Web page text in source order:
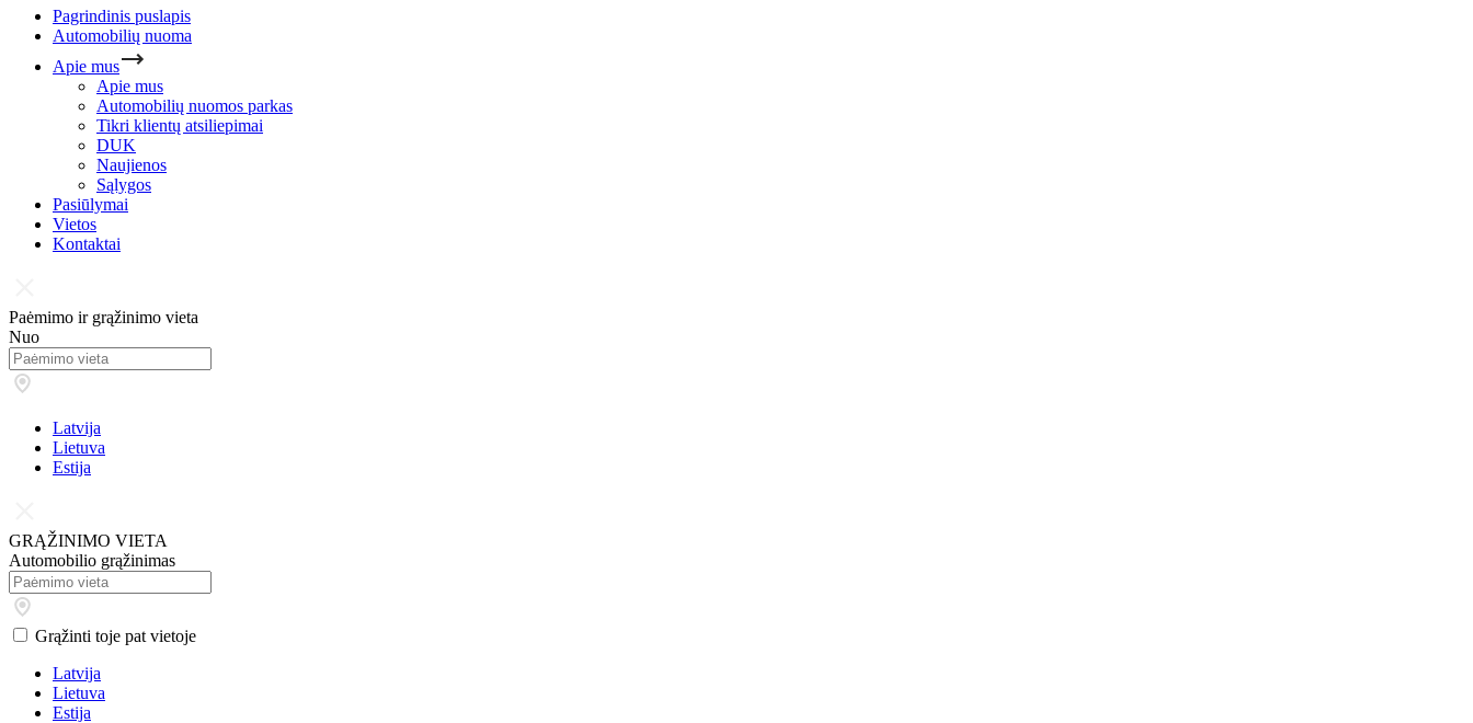
Pagrindinis puslapis
Automobilių nuoma
Apie mus
Apie mus
Automobilių nuomos parkas
Tikri klientų atsiliepimai
DUK
Naujienos
Sąlygos
Pasiūlymai
Vietos
Kontaktai
Paėmimo ir grąžinimo vieta
Nuo
Latvija
Lietuva
Estija
GRĄŽINIMO VIETA
Automobilio grąžinimas
Grąžinti toje pat vietoje
Latvija
Lietuva
Estija